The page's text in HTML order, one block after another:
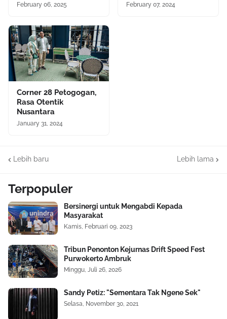
February 06, 2025 February 07, 2024
Corner 28 Petogogan,
Rasa Otentik
Nusantara
January 31, 2024
Lebih baru Lebih lama
Terpopuler
Bersinergi untuk Mengabdi Kepada
Masyarakat
Kamis, Februari 09, 2023
Tribun Penonton Kejurnas Drift Speed Fest
Purwokerto Ambruk
Minggu, Juli 26, 2026
Sandy Petiz: "Sementara Tak Ngene Sek"
Selasa, November 30, 2021